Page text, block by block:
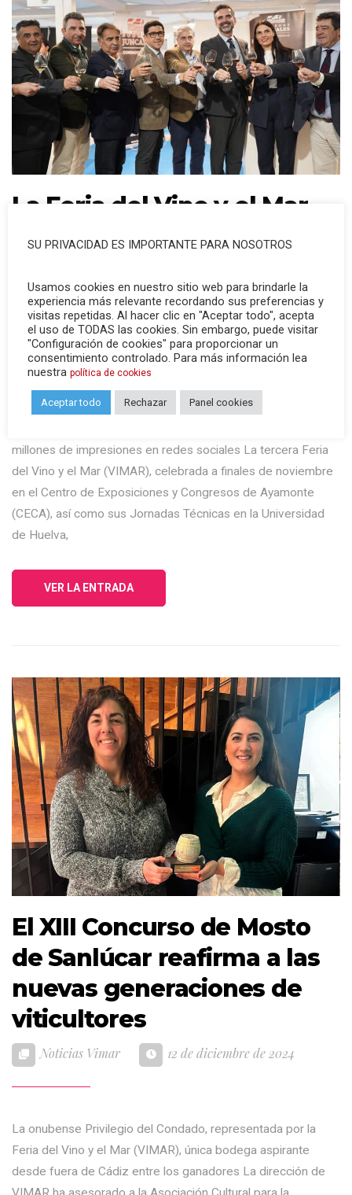
La Feria del Vino y el Mar
bate récords de
impacto en redes
Noticias Vimar 13 de diciembre de 2024
La tercera edición de VIMAR alcanza a una audiencia
millones de impresiones en redes sociales La tercera Feria
del Vino y el Mar (VIMAR), celebrada a finales de noviembre
en el Centro de Exposiciones y Congresos de Ayamonte
(CECA), así como sus Jornadas Técnicas en la Universidad
de Huelva,
VER LA ENTRADA
El XIII Concurso de Mosto
de Sanlúcar reafirma a las
nuevas generaciones de
viticultores
Noticias Vimar 12 de diciembre de 2024
La onubense Privilegio del Condado, representada por la
Feria del Vino y el Mar (VIMAR), única bodega aspirante
desde fuera de Cádiz entre los ganadores La dirección de
SU PRIVACIDAD ES IMPORTANTE PARA NOSOTROS
Usamos cookies en nuestro sitio web para brindarle la
experiencia más relevante recordando sus preferencias y
visitas repetidas. Al hacer clic en "Aceptar todo", acepta
el uso de TODAS las cookies. Sin embargo, puede visitar
"Configuración de cookies" para proporcionar un
consentimiento controlado. Para más información lea
nuestra política de cookies
Aceptar todo Rechazar Panel cookies